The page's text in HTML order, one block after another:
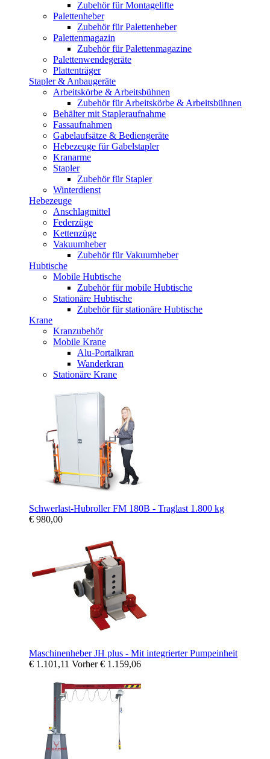
Zubehör für Montagelifte
Palettenheber
Zubehör für Palettenheber
Palettenmagazin
Zubehör für Palettenmagazine
Palettenwendegeräte
Plattenträger
Stapler & Anbaugeräte
Arbeitskörbe & Arbeitsbühnen
Zubehör für Arbeitskörbe & Arbeitsbühnen
Behälter mit Stapleraufnahme
Fassaufnahmen
Gabelaufsätze & Bediengeräte
Hebezeuge für Gabelstapler
Kranarme
Stapler
Zubehör für Stapler
Winterdienst
Hebezeuge
Anschlagmittel
Federzüge
Kettenzüge
Vakuumheber
Zubehör für Vakuumheber
Hubtische
Mobile Hubtische
Zubehör für mobile Hubtische
Stationäre Hubtische
Zubehör für stationäre Hubtische
Krane
Kranzubehör
Mobile Krane
Alu-Portalkran
Wanderkran
Stationäre Krane
Schwerlast-Hubroller FM 180B - Traglast 1.800 kg
€ 980,00
Maschinenheber JH plus - Mit integrierter Pumpeinheit
€ 1.101,11 Vorher€ 1.159,06